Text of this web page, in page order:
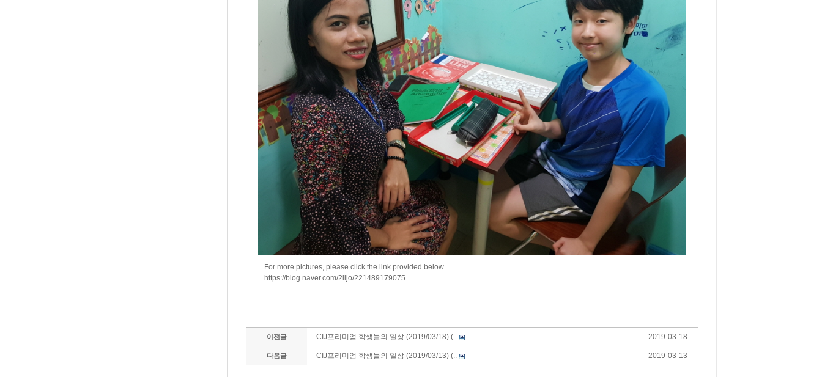
For more pictures, please click the link provided below.
https://blog.naver.com/2iljo/221489179075
이전글 CIJ프리미엄 학생들의 일상 (2019/03/18) (.. 2019-03-18
다음글 CIJ프리미엄 학생들의 일상 (2019/03/13) (.. 2019-03-13